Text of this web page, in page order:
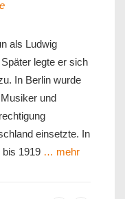
als Ludwig
legte er sich
In Berlin wurde
und
einsetzte. In
1919 … mehr